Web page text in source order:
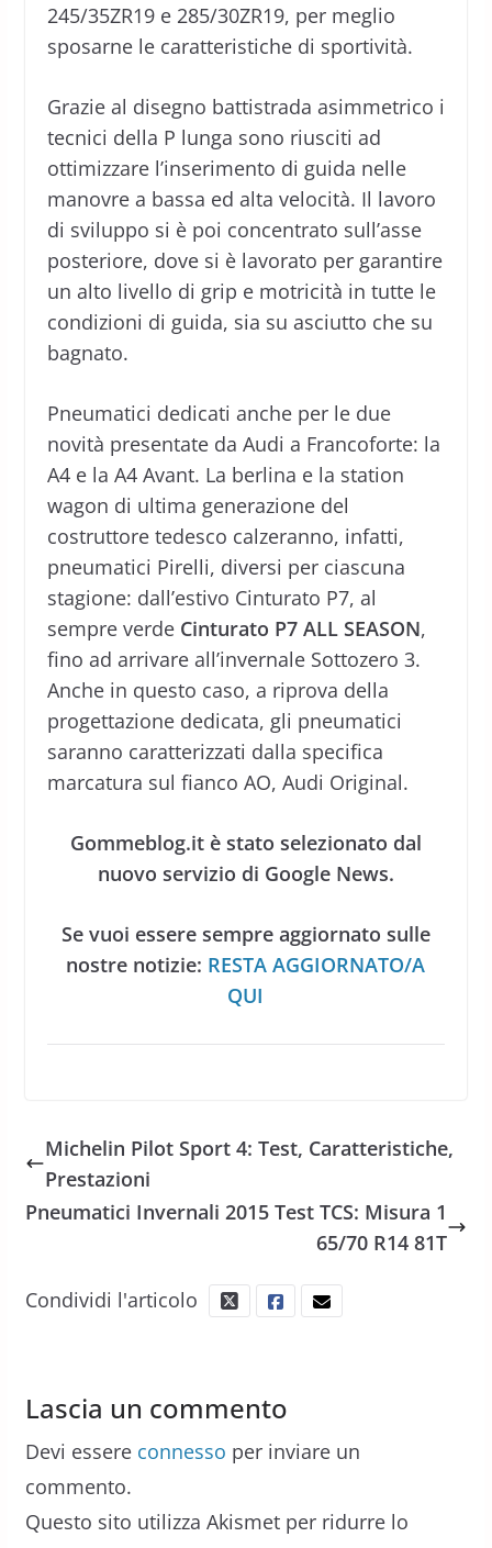
245/35ZR19 e 285/30ZR19, per meglio
sposarne le caratteristiche di sportività.
Grazie al disegno battistrada asimmetrico i
tecnici della P lunga sono riusciti ad
ottimizzare l’inserimento di guida nelle
manovre a bassa ed alta velocità. Il lavoro
di sviluppo si è poi concentrato sull’asse
posteriore, dove si è lavorato per garantire
un alto livello di grip e motricità in tutte le
condizioni di guida, sia su asciutto che su
bagnato.
Pneumatici dedicati anche per le due
novità presentate da Audi a Francoforte: la
A4 e la A4 Avant. La berlina e la station
wagon di ultima generazione del
costruttore tedesco calzeranno, infatti,
pneumatici Pirelli, diversi per ciascuna
stagione: dall’estivo Cinturato P7, al
sempre verde Cinturato P7 ALL SEASON,
fino ad arrivare all’invernale Sottozero 3.
Anche in questo caso, a riprova della
progettazione dedicata, gli pneumatici
saranno caratterizzati dalla specifica
marcatura sul fianco AO, Audi Original.
Gommeblog.it è stato selezionato dal
nuovo servizio di Google News.
Se vuoi essere sempre aggiornato sulle
nostre notizie: RESTA AGGIORNATO/A
QUI
Michelin Pilot Sport 4: Test, Caratteristiche,
Prestazioni
Pneumatici Invernali 2015 Test TCS: Misura 1
65/70 R14 81T
Condividi l'articolo
Lascia un commento
Devi essere connesso per inviare un
commento.
Questo sito utilizza Akismet per ridurre lo